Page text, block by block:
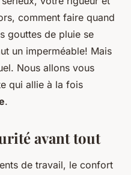
comment faire quand
gouttes de pluie se
un imperméable! Mais
Nous allons vous
qui allie à la fois
.
avant tout
de travail, le confort